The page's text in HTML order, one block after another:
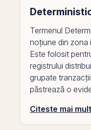
Termenul
noțiune din zona
Este folosit
registrului
grupate
păstrează o
Citeste mai mult